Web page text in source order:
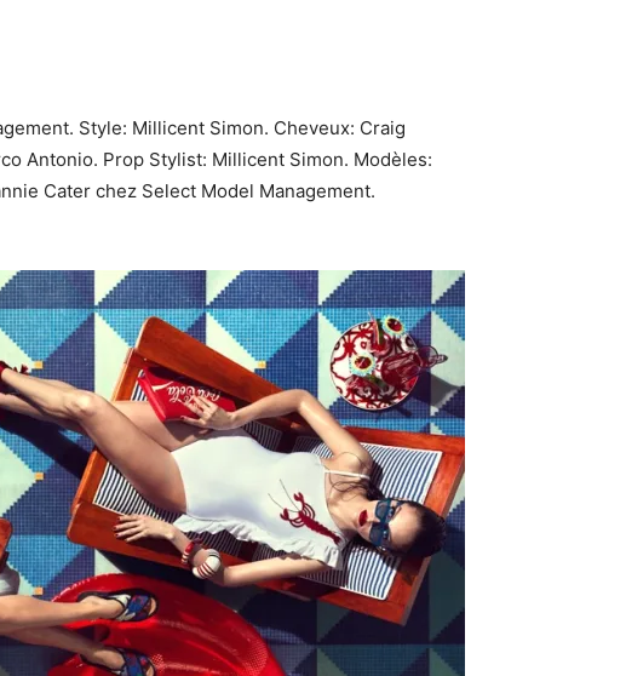
Style: Millicent Simon. Cheveux: Craig
Antonio. Prop Stylist: Millicent Simon. Modèles:
Cater chez Select Model Management.